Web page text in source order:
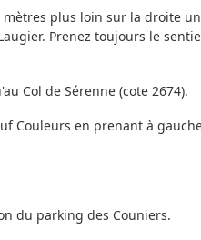
plus loin sur la droite
Prenez toujours le
Col de Sérenne (cote 2674).
Couleurs en prenant à
du parking des Couniers.